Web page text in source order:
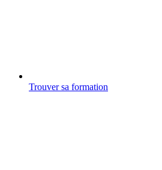
Trouver sa formation